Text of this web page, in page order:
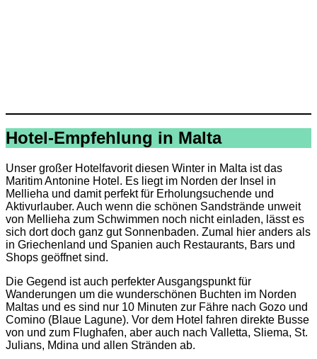
Hotel-Empfehlung in Malta
Unser großer Hotelfavorit diesen Winter in Malta ist das
Maritim Antonine Hotel. Es liegt im Norden der Insel in
Mellieha und damit perfekt für Erholungsuchende und
Aktivurlauber. Auch wenn die schönen Sandstrände unweit
von Mellieha zum Schwimmen noch nicht einladen, lässt es
sich dort doch ganz gut Sonnenbaden. Zumal hier anders als
in Griechenland und Spanien auch Restaurants, Bars und
Shops geöffnet sind.
Die Gegend ist auch perfekter Ausgangspunkt für
Wanderungen um die wunderschönen Buchten im Norden
Maltas und es sind nur 10 Minuten zur Fähre nach Gozo und
Comino (Blaue Lagune). Vor dem Hotel fahren direkte Busse
von und zum Flughafen, aber auch nach Valletta, Sliema, St.
Julians, Mdina und allen Stränden ab.